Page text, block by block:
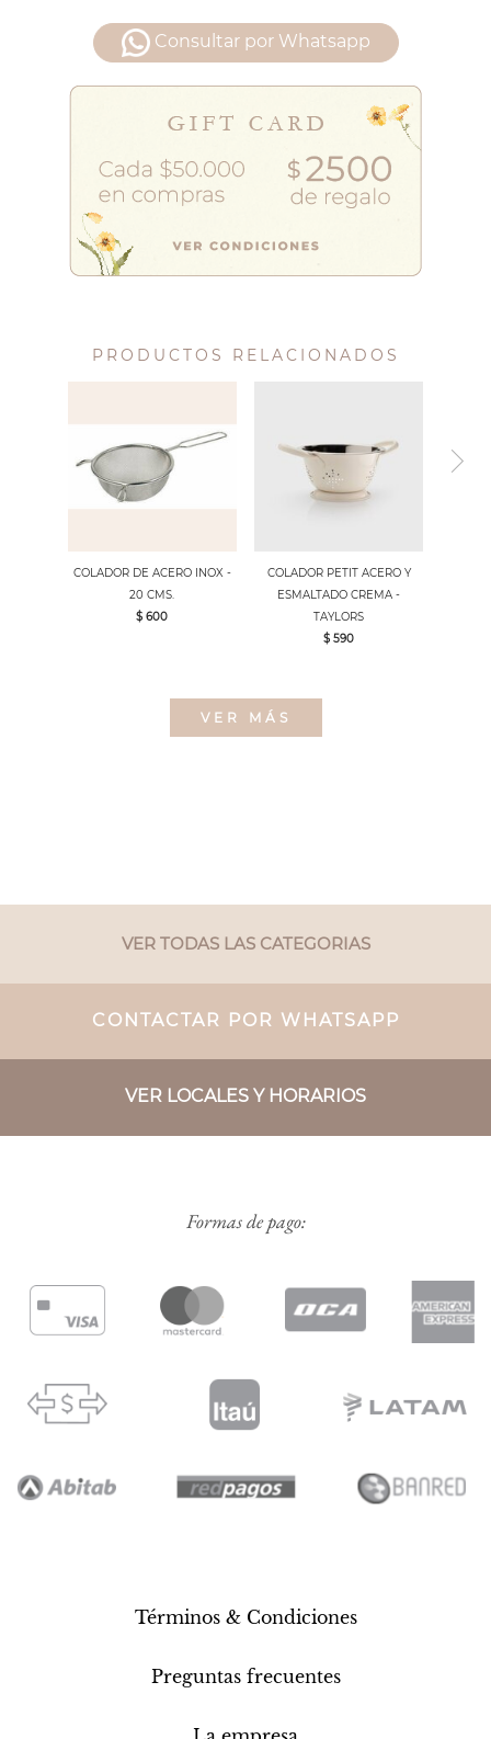
Consultar por Whatsapp
PRODUCTOS RELACIONADOS
COLADOR DE ACERO INOX -
20 CMS.
$ 600
COLADOR PETIT ACERO Y
ESMALTADO CREMA -
TAYLORS
$ 590
VER MÁS
VER TODAS LAS CATEGORIAS
CONTACTAR POR WHATSAPP
VER LOCALES Y HORARIOS
Formas de pago:
Términos & Condiciones
Preguntas frecuentes